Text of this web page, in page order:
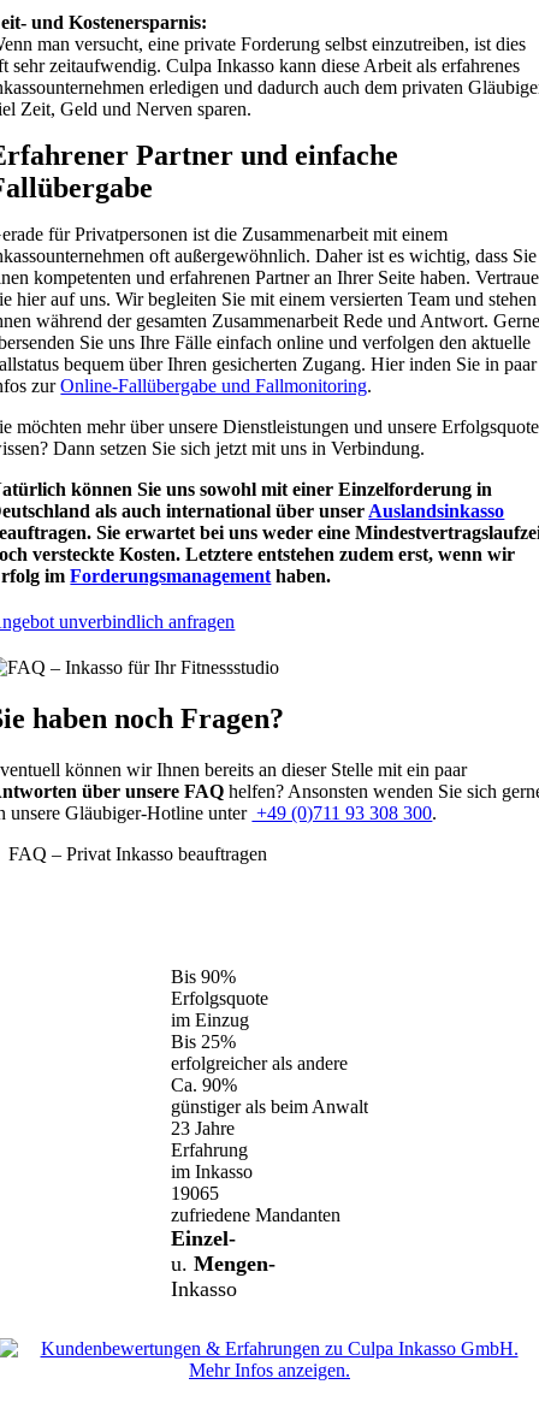
und Kostenersparnis:
man versucht, eine private Forderung selbst einzutreiben, ist dies
sehr zeitaufwendig. Culpa Inkasso kann diese Arbeit als erfahrenes
erledigen und dadurch auch dem privaten
Zeit, Geld und Nerven sparen.
Partner und einfache
für Privatpersonen ist die Zusammenarbeit mit einem
oft außergewöhnlich. Daher ist es wichtig, dass Sie
kompetenten und erfahrenen Partner an Ihrer Seite haben.
hier auf uns. Wir begleiten Sie mit einem versierten Team und stehen
während der gesamten Zusammenarbeit Rede und Antwort.
Sie uns Ihre Fälle einfach online und verfolgen den aktuelle
bequem über Ihren gesicherten Zugang. Hier inden Sie in paar
zurOnline-Fallübergabe und Fallmonitoring.
möchten mehr über unsere Dienstleistungen und unsere Erfolgsquote
Dann setzen Sie sich jetzt mit uns in Verbindung.
können Sie uns sowohl mit einer Einzelforderung in
als auch international über unser Auslandsinkasso
Sie erwartet bei uns weder eine
versteckte Kosten. Letztere entstehen zudem erst, wenn wir
imForderungsmanagement haben.
unverbindlich anfragen
haben noch Fragen?
können wir Ihnen bereits an dieser Stelle mit ein paar
über unsere FAQ helfen? Ansonsten wenden Sie sich
unsere Gläubiger-Hotline unter +49 (0)711 93 308 300.
FAQ – Privat Inkasso beauftragen
Bis 90%
Erfolgsquote
im Einzug
Bis 25%
erfolgreicher als andere
Ca. 90%
günstiger als beim Anwalt
23 Jahre
Erfahrung
im Inkasso
19065
zufriedene Mandanten
Einzel-
u. Mengen-
Inkasso